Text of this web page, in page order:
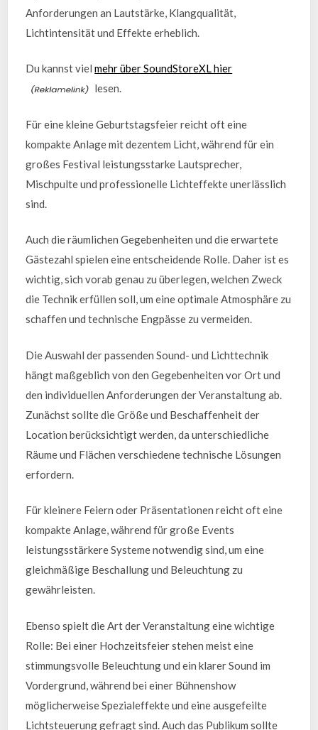
Anforderungen an Lautstärke, Klangqualität,
Lichtintensität und Effekte erheblich.
Du kannst vielmehr über SoundStoreXL hier
lesen.
Für eine kleine Geburtstagsfeier reicht oft eine
kompakte Anlage mit dezentem Licht, während für ein
großes Festival leistungsstarke Lautsprecher,
Mischpulte und professionelle Lichteffekte unerlässlich
sind.
Auch die räumlichen Gegebenheiten und die erwartete
Gästezahl spielen eine entscheidende Rolle. Daher ist es
wichtig, sich vorab genau zu überlegen, welchen Zweck
die Technik erfüllen soll, um eine optimale Atmosphäre zu
schaffen und technische Engpässe zu vermeiden.
Die Auswahl der passenden Sound- und Lichttechnik
hängt maßgeblich von den Gegebenheiten vor Ort und
den individuellen Anforderungen der Veranstaltung ab.
Zunächst sollte die Größe und Beschaffenheit der
Location berücksichtigt werden, da unterschiedliche
Räume und Flächen verschiedene technische Lösungen
erfordern.
Für kleinere Feiern oder Präsentationen reicht oft eine
kompakte Anlage, während für große Events
leistungsstärkere Systeme notwendig sind, um eine
gleichmäßige Beschallung und Beleuchtung zu
gewährleisten.
Ebenso spielt die Art der Veranstaltung eine wichtige
Rolle: Bei einer Hochzeitsfeier stehen meist eine
stimmungsvolle Beleuchtung und ein klarer Sound im
Vordergrund, während bei einer Bühnenshow
möglicherweise Spezialeffekte und eine ausgefeilte
Lichtsteuerung gefragt sind. Auch das Publikum sollte